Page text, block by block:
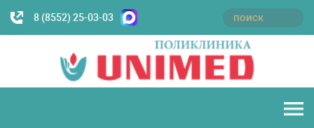
8 (8552) 25-03-03